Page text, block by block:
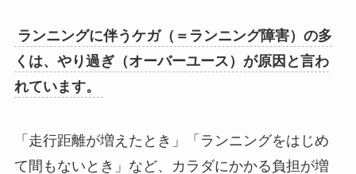
ランニングに伴うケガ（＝ランニング障害）の多
くは、やり過ぎ（オーバーユース）が原因と言わ
れています。
「走行距離が増えたとき」「ランニングをはじめ
て間もないとき」など、カラダにかかる負担が増